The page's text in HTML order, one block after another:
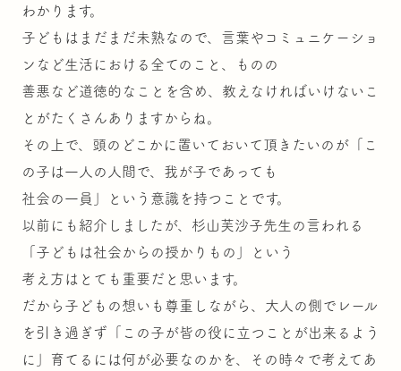
わかります。
子どもはまだまだ未熟なので、言葉やコミュニケーショ
ンなど生活における全てのこと、ものの
善悪など道徳的なことを含め、教えなければいけないこ
とがたくさんありますからね。
その上で、頭のどこかに置いておいて頂きたいのが「こ
の子は一人の人間で、我が子であっても
社会の一員」という意識を持つことです。
以前にも紹介しましたが、杉山芙沙子先生の言われる
「子どもは社会からの授かりもの」という
考え方はとても重要だと思います。
だから子どもの想いも尊重しながら、大人の側でレール
を引き過ぎず「この子が皆の役に立つことが出来るよう
に」育てるには何が必要なのかを、その時々で考えてあ